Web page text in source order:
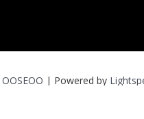
OOSEOO | Powered by